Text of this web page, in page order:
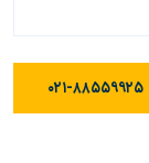
۰۲۱-۸۸۵۵۹۹۲۵